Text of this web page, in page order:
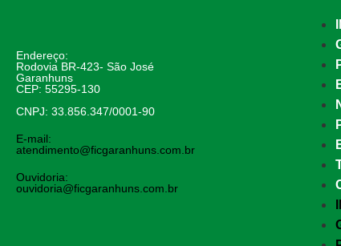
Endereço:
Rodovia BR-423- São José
Garanhuns
CEP: 55295-130
CNPJ: 33.856.347/0001-90
E-mail:
atendimento@ficgaranhuns.com.br
Ouvidoria:
ouvidoria@ficgaranhuns.com.br